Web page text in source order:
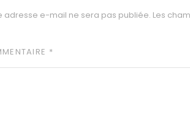
adresse e-mail ne sera pas publiée. Les
*